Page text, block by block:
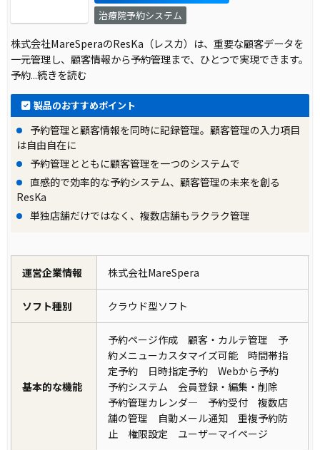
治療院予約システム
株式会社MareSperaのResKa（レスカ）は、重要な顧客データを
一元管理し、顧客情報から予約管理まで、ひとつで実現できます。
予約...続きを読む
製品のおすすめポイント
予約管理と顧客情報を同時に記録管理。顧客管理の入力項目
は自由自在に
予約管理とともに顧客管理を一つのシステムで
直感的で効率的な予約システム、顧客管理の未来を創る
ResKa
単独店舗だけではなく、複数店舗もラクラク管理
運営企業情報 株式会社MareSpera
ソフト種別 クラウド型ソフト
基本的な機能
予約ページ作成 顧客・カルテ管理 予
約メニューカスタマイズ可能 時間帯指
定予約 日時指定予約 Webから予約
予約システム 会員登録・編集・削除
予約管理カレンダ― 予約受付 複数店
舗の管理 自動メール通知 重複予約防
止 権限設定 ユーザーマイページ